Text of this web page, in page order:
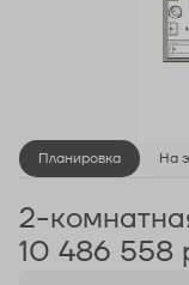
Планировка На
2-
10 486 558